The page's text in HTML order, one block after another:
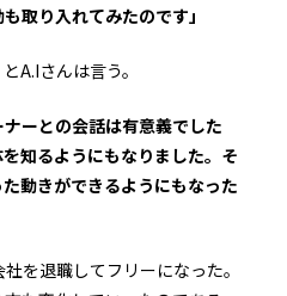
取り入れてみたのです」
A.Iさんは言う。
ナーとの会話は有意義でした
知るようにもなりました。そ
動きができるようにもなった
を退職してフリーになった。